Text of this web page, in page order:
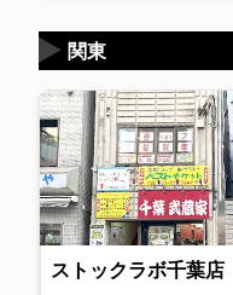
関東
▶
ストックラボ千葉店